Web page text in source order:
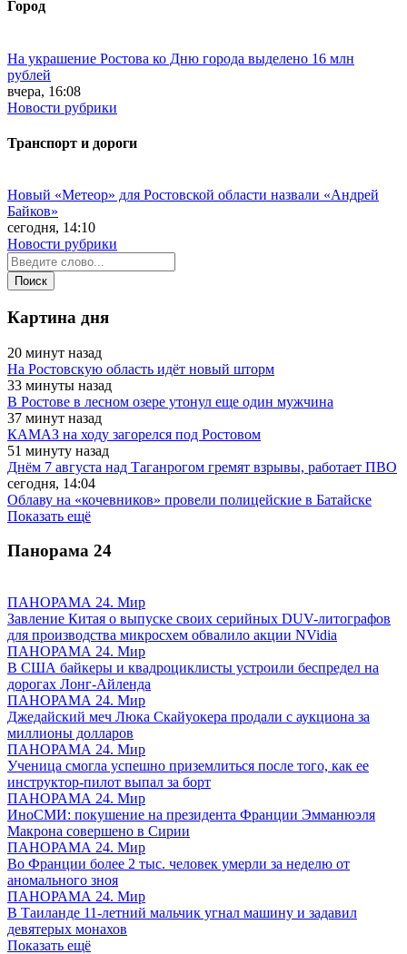
Город
На украшение Ростова ко Дню города выделено 16 млн
рублей
вчера, 16:08
Новости рубрики
Транспорт и дороги
Новый «Метеор» для Ростовской области назвали «Андрей
Байков»
сегодня, 14:10
Новости рубрики
Картина дня
20 минут назад
На Ростовскую область идёт новый шторм
33 минуты назад
В Ростове в лесном озере утонул еще один мужчина
37 минут назад
КАМАЗ на ходу загорелся под Ростовом
51 минуту назад
Днём 7 августа над Таганрогом гремят взрывы, работает ПВО
сегодня, 14:04
Облаву на «кочевников» провели полицейские в Батайске
Показать ещё
Панорама 24
ПАНОРАМА 24. Мир
Завление Китая о выпуске своих серийных DUV-литографов
для производства микросхем обвалило акции NVidia
ПАНОРАМА 24. Мир
В США байкеры и квадроциклисты устроили беспредел на
дорогах Лонг-Айленда
ПАНОРАМА 24. Мир
Джедайский меч Люка Скайуокера продали с аукциона за
миллионы долларов
ПАНОРАМА 24. Мир
Ученица смогла успешно приземлиться после того, как ее
инструктор-пилот выпал за борт
ПАНОРАМА 24. Мир
ИноСМИ: покушение на президента Франции Эмманюэля
Макрона совершено в Сирии
ПАНОРАМА 24. Мир
Во Франции более 2 тыс. человек умерли за неделю от
аномального зноя
ПАНОРАМА 24. Мир
В Таиланде 11-летний мальчик угнал машину и задавил
девятерых монахов
Показать ещё